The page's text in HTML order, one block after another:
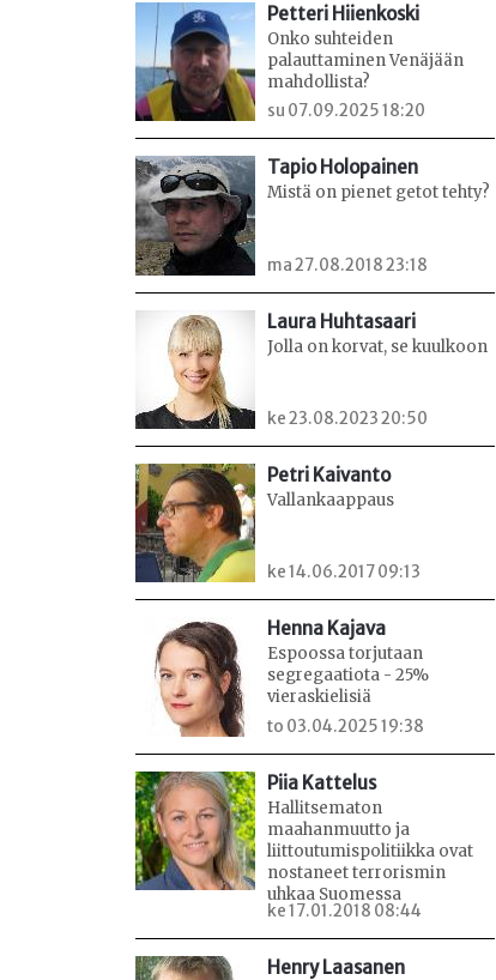
Petteri Hiienkoski
Onko suhteiden
palauttaminen Venäjään
mahdollista?
su 07.09.2025 18:20
Tapio Holopainen
Mistä on pienet getot tehty?
ma 27.08.2018 23:18
Laura Huhtasaari
Jolla on korvat, se kuulkoon
ke 23.08.2023 20:50
Petri Kaivanto
Vallankaappaus
ke 14.06.2017 09:13
Henna Kajava
Espoossa torjutaan
segregaatiota - 25%
vieraskielisiä
to 03.04.2025 19:38
Piia Kattelus
Hallitsematon
maahanmuutto ja
liittoutumispolitiikka ovat
nostaneet terrorismin
uhkaa Suomessa
ke 17.01.2018 08:44
Henry Laasanen